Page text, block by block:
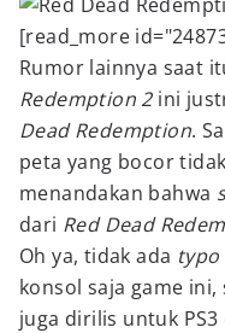
[read_more
Rumor lainnya saat
Redemption 2ini
Dead Redemption.
peta yang bocor
menandakan bahwa
dari Red Dead
Oh ya, tidak ada typo
konsol saja game
juga dirilis untuk